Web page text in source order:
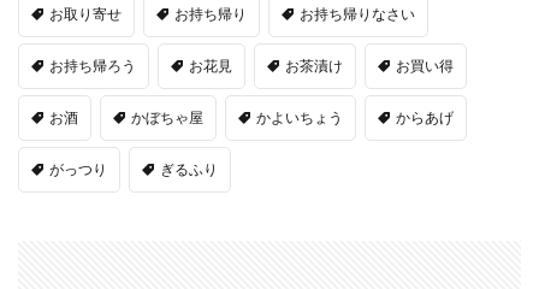
お取り寄せ お持ち帰り お持ち帰りなさい
お持ち帰ろう お花見 お茶漬け お買い得
お酒 かぼちゃ屋 かよいちょう からあげ
がっつり ぎるふり